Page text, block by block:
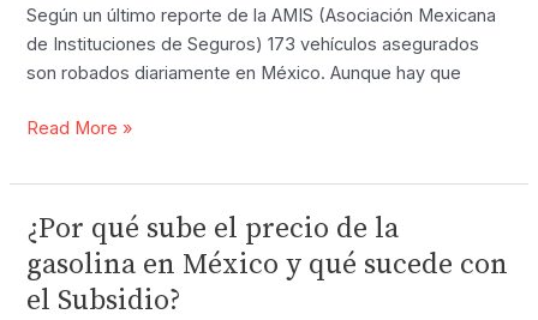
Según un último reporte de la AMIS (Asociación Mexicana
de Instituciones de Seguros) 173 vehículos asegurados
son robados diariamente en México. Aunque hay que
¿Cómo
el
uso
de
GPS
en
Read More »
¿Por qué sube el precio de la
gasolina en México y qué sucede con
el Subsidio?